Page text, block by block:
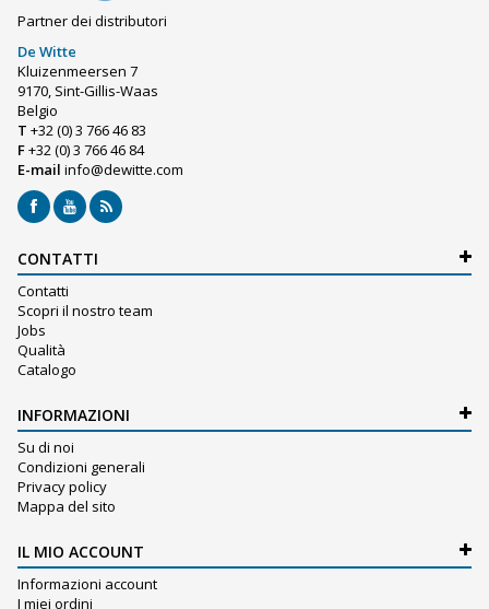
Partner dei distributori
De Witte
Kluizenmeersen 7
9170, Sint-Gillis-Waas
Belgio
T +32 (0) 3 766 46 83
F+32 (0) 3 766 46 84
E-mail info@dewitte.com
CONTATTI
Contatti
Scopri il nostro team
Jobs
Qualità
Catalogo
INFORMAZIONI
Su di noi
Condizioni generali
Privacy policy
Mappa del sito
IL MIO ACCOUNT
Informazioni account
I miei ordini